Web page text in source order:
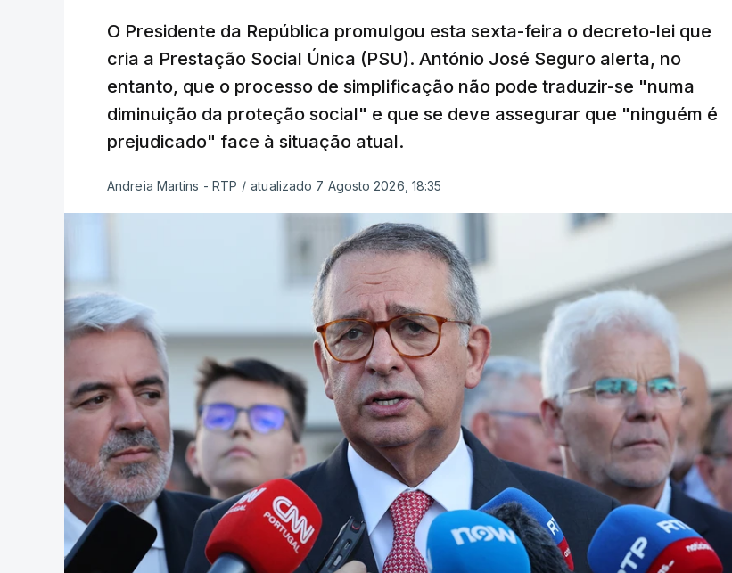
O Presidente da República promulgou esta sexta-feira o decreto-lei que
cria a Prestação Social Única (PSU). António José Seguro alerta, no
entanto, que o processo de simplificação não pode traduzir-se "numa
diminuição da proteção social" e que se deve assegurar que "ninguém é
prejudicado" face à situação atual.
Andreia Martins - RTP / atualizado 7 Agosto 2026, 18:35